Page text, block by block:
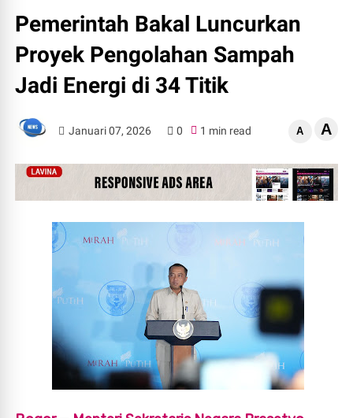
Pemerintah Bakal Luncurkan
Proyek Pengolahan Sampah
Jadi Energi di 34 Titik
Januari 07, 2026 0 1 min read A A